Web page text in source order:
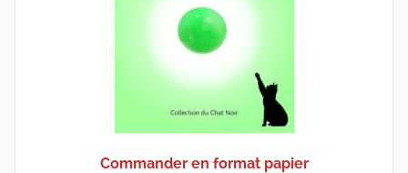
Commander en format papier